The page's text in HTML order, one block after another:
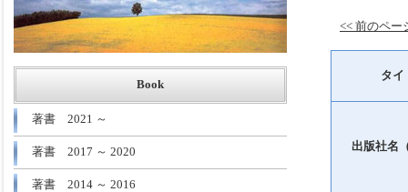
<< 前のペー
タイ
出版社名
Book
著書 2021 ～
著書 2017 ～ 2020
著書 2014 ～ 2016